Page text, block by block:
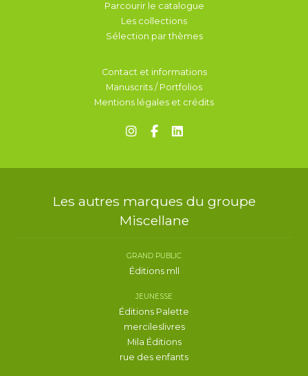
Parcourir le catalogue
Les collections
Sélection par thèmes
Contact et informations
Manuscrits / Portfolios
Mentions légales et crédits
Les autres marques du groupe
Miscellane
GRAND PUBLIC
Éditions mll
JEUNESSE
Éditions Palette
mercileslivres
Mila Éditions
rue des enfants